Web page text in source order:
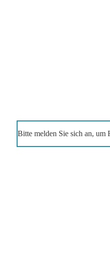
Bitte melden Sie sich an, um